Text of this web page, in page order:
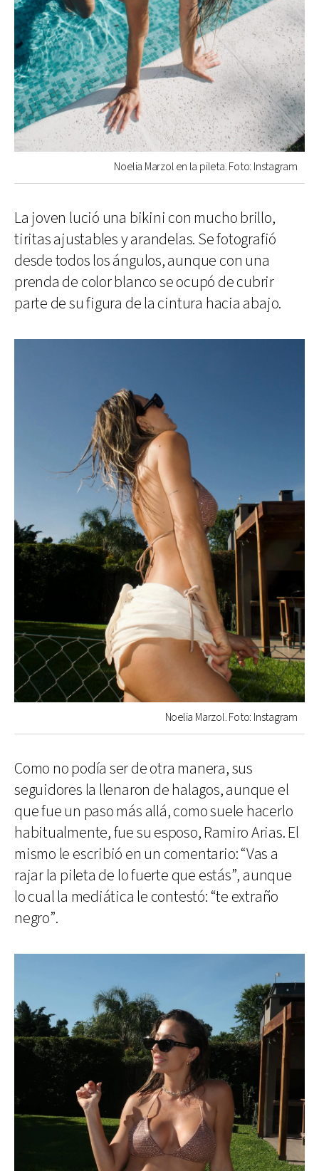
Noelia Marzol en la pileta. Foto: Instagram
La joven lució una bikini con mucho brillo,
tiritas ajustables y arandelas. Se fotografió
desde todos los ángulos, aunque con una
prenda de color blanco se ocupó de cubrir
parte de su figura de la cintura hacia abajo.
Noelia Marzol. Foto: Instagram
Como no podía ser de otra manera, sus
seguidores la llenaron de halagos, aunque el
que fue un paso más allá, como suele hacerlo
habitualmente, fue su esposo, Ramiro Arias. El
mismo le escribió en un comentario: “Vas a
rajar la pileta de lo fuerte que estás”, aunque
lo cual la mediática le contestó: “te extraño
negro”.